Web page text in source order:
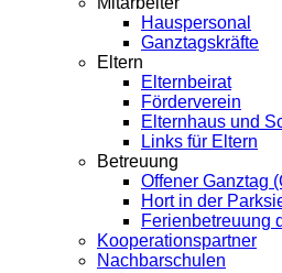
Hauspersonal
Ganztagskräfte
Eltern
Elternbeirat
Förderverein
Elternhaus und
Links für Eltern
Betreuung
Offener Ganztag
Hort in der
Ferienbetreuung
Kooperationspartner
Nachbarschulen